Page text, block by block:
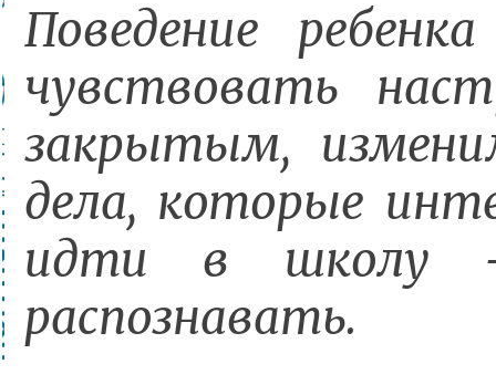
Поведение
чувствовать
закрытым,
дела, которые
идти в школу -
распознавать.